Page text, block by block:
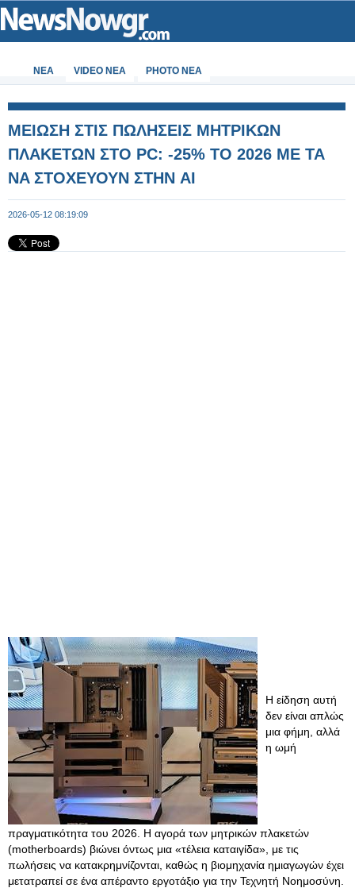
ΝΕΑ VIDEO NEA PHOTO NEA
ΜΕΙΩΣΗ ΣΤΙΣ ΠΩΛΗΣΕΙΣ ΜΗΤΡΙΚΩΝ
ΠΛΑΚΕΤΩΝ ΣΤΟ PC: -25% TO 2026 ME TA
NA ΣΤΟΧΕΥΟΥΝ ΣΤΗΝ AI
2026-05-12 08:19:09
Η είδηση αυτή
δεν είναι απλώς
μια φήμη, αλλά
η ωμή
πραγματικότητα του 2026. Η αγορά των μητρικών πλακετών
(motherboards) βιώνει όντως μια «τέλεια καταιγίδα», με τις
πωλήσεις να κατακρημνίζονται, καθώς η βιομηχανία ημιαγωγών έχει
μετατραπεί σε ένα απέραντο εργοτάξιο για την Τεχνητή Νοημοσύνη.